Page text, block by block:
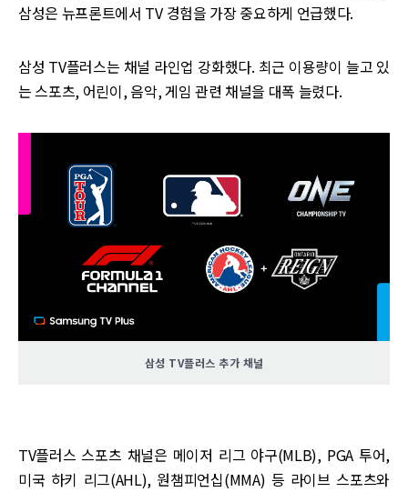
삼성은 뉴프론트에서 TV 경험을 가장 중요하게 언급했다.
삼성 TV플러스는 채널 라인업 강화했다. 최근 이용량이 늘고 있
는 스포츠, 어린이, 음악, 게임 관련 채널을 대폭 늘렸다.
삼성 TV플러스 추가 채널
TV플러스 스포츠 채널은 메이저 리그 야구(MLB), PGA 투어,
미국 하키 리그(AHL), 원챔피언십(MMA) 등 라이브 스포츠와